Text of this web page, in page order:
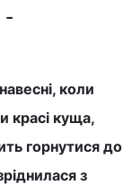
-
коли
красі куща,
горнутися до
з